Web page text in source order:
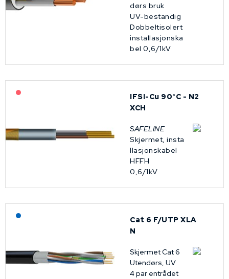
dørs bruk
UV-bestandig
Dobbeltisolert
installasjonska
bel 0,6/1kV
IFSI-Cu 90°C - N2
XCH
SAFELINE
Skjermet, insta
llasjonskabel
HFFH
0,6/1kV
Cat 6 F/UTP XLA
N
Skjermet Cat 6
Utendørs, UV
4 par entrådet